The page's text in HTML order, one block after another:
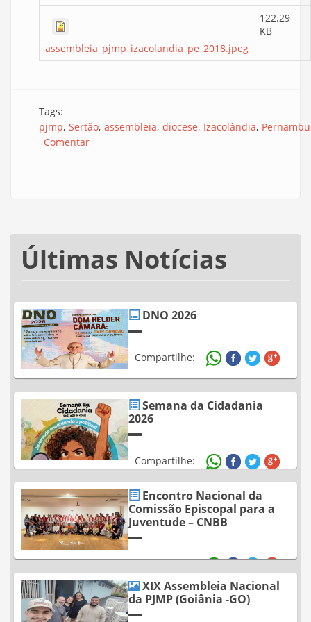
assembleia_pjmp_izacolandia_pe_2018.jpeg
122.29
KB
Tags:
pjmp Sertão assembleia diocese Izacolândia
Comentar
Últimas Notícias
DNO 2026
Compartilhe:
Semana da Cidadania
2026
Compartilhe:
Encontro Nacional da
Comissão Episcopal para a
Juventude – CNBB
Compartilhe:
XIX Assembleia Nacional
da PJMP (Goiânia -GO)